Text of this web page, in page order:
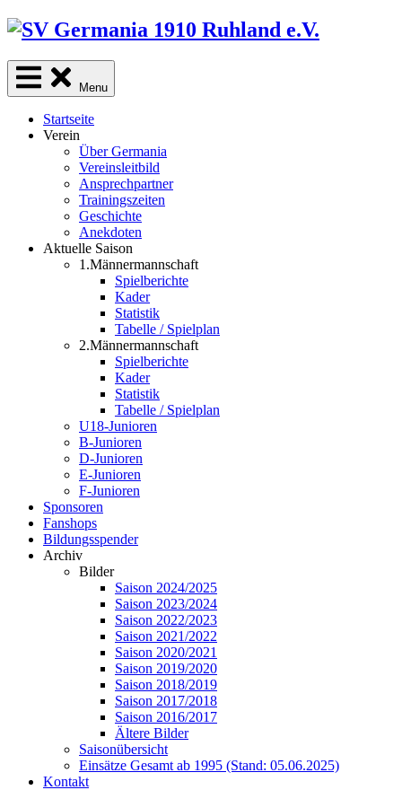
Skip
content
Menu
Startseite
Verein
Über Germania
Vereinsleitbild
Ansprechpartner
Trainingszeiten
Geschichte
Anekdoten
Aktuelle Saison
1.Männermannschaft
Spielberichte
Kader
Statistik
Tabelle / Spielplan
2.Männermannschaft
Spielberichte
Kader
Statistik
Tabelle / Spielplan
U18-Junioren
B-Junioren
D-Junioren
E-Junioren
F-Junioren
Sponsoren
Fanshops
Bildungsspender
Archiv
Bilder
Saison 2024/2025
Saison 2023/2024
Saison 2022/2023
Saison 2021/2022
Saison 2020/2021
Saison 2019/2020
Saison 2018/2019
Saison 2017/2018
Saison 2016/2017
Ältere Bilder
Saisonübersicht
Einsätze Gesamt ab 1995 (Stand: 05.06.2025)
Kontakt